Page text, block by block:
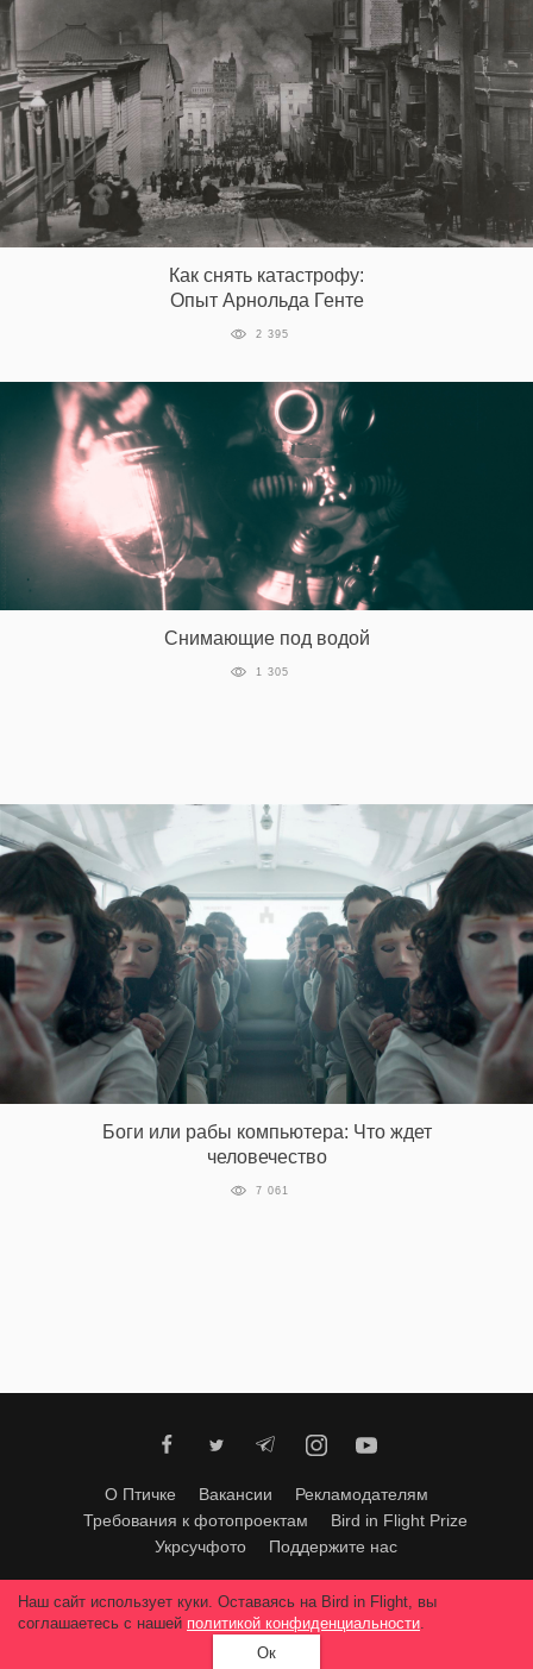
Как снять катастрофу:
Опыт Арнольда Генте
2 395
Снимающие под водой
1 305
Боги или рабы компьютера: Что ждет
человечество
7 061
О Птичке Вакансии
Рекламодателям
Требования к фотопроектам
Bird in Flight Prize
Укрсучфото
Поддержите нас
Любое использование материалов допускается только с согласия
редакции.© 2026, Bird In Flight.
Все права защищены.
Наш сайт использует куки. Оставаясь на Bird in Flight, вы
соглашаетесь с нашей политикой конфиденциальности.
Ок